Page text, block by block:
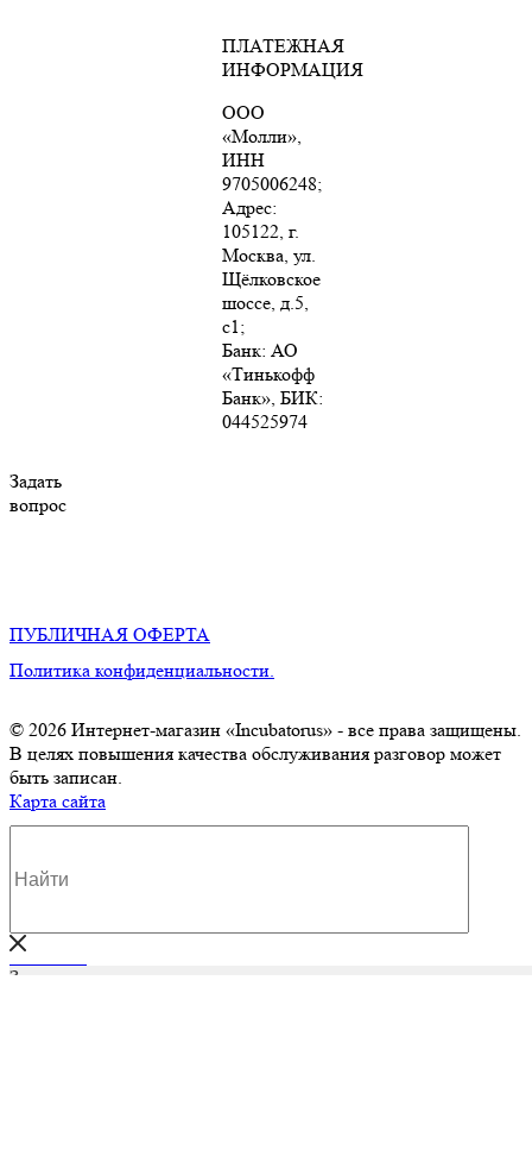
ПЛАТЕЖНАЯ
ИНФОРМАЦИЯ
ООО
«Молли»,
ИНН
9705006248;
Адрес:
105122, г.
Москва, ул.
Щёлковское
шоссе, д.5,
с1;
Банк: АО
«Тинькофф
Банк», БИК:
044525974
Задать
вопрос
ПУБЛИЧНАЯ ОФЕРТА
Политика конфиденциальности.
© 2026 Интернет-магазин «Incubatorus» - все права защищены.
В целях повышения качества обслуживания разговор может
быть записан.
Карта сайта
Закрыть